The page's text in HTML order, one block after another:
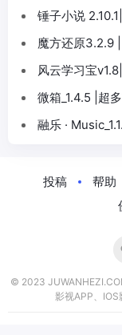
锤子小说
魔方还原3.2.9
风云学习宝
微箱_1.4.5 |超
1000+网页
融乐 ·
投稿 帮助
© 2023
影视APP、